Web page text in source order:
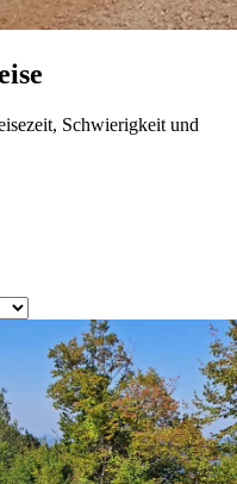
Schwierigkeit und